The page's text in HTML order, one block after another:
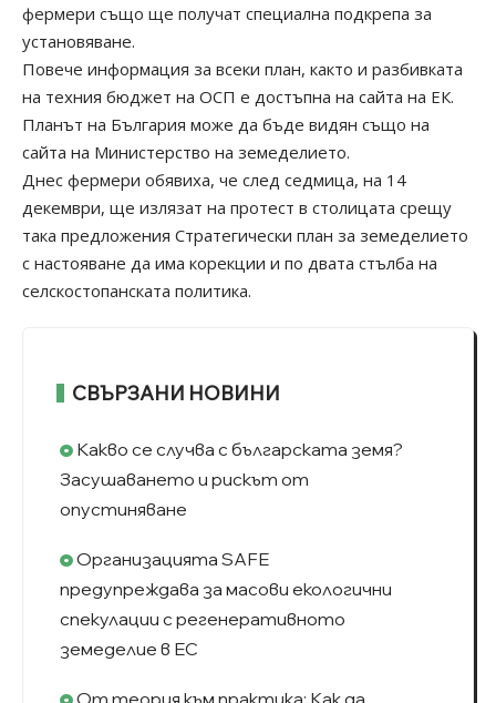
фермери също ще получат специална подкрепа за
установяване.
Повече информация за всеки план, както и разбивката
на техния бюджет на ОСП е достъпна на сайта на ЕК.
Планът на България може да бъде видян също на
сайта на Министерство на земеделието.
Днес фермери обявиха, че след седмица, на 14
декември, ще излязат на протест в столицата срещу
така предложения Стратегически план за земеделието
с настояване да има корекции и по двата стълба на
селскостопанската политика.
СВЪРЗАНИ НОВИНИ
Какво се случва с българската земя?
Засушаването и рискът от
опустиняване
Организацията SAFE
предупреждава за масови екологични
спекулации с регенеративното
земеделие в ЕС